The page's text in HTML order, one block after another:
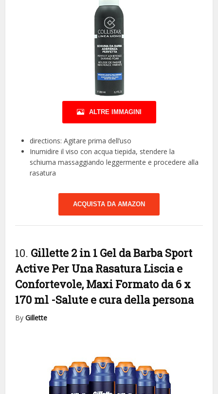
ALTRE IMMAGINI
directions: Agitare prima dell’uso
Inumidire il viso con acqua tiepida, stendere la
schiuma massaggiando leggermente e procedere alla
rasatura
ACQUISTA DA AMAZON
10. Gillette 2 in 1 Gel da Barba Sport
Active Per Una Rasatura Liscia e
Confortevole, Maxi Formato da 6 x
170 ml -Salute e cura della persona
ByGillette